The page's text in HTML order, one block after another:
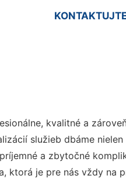
kvalitné a
služieb dbáme
a zbytočné
ktorá je pre nás vždy